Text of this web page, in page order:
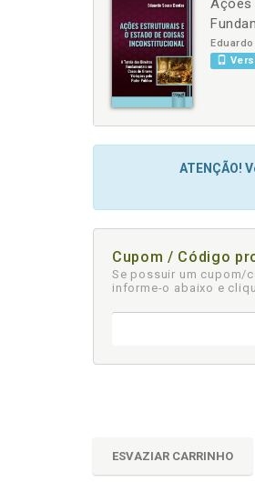
ATENÇÃO!
Cupom / Código
Se possuir um cupom/
informe-o abaixo e
ESVAZIAR CARRINHO